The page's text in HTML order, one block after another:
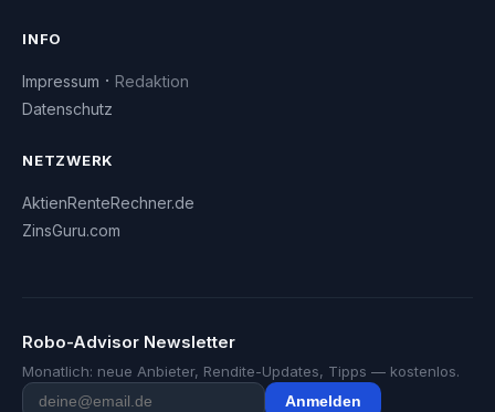
INFO
Impressum · Redaktion
Datenschutz
NETZWERK
AktienRenteRechner.de
ZinsGuru.com
Robo-Advisor Newsletter
Monatlich: neue Anbieter, Rendite-Updates, Tipps — kostenlos.
Anmelden